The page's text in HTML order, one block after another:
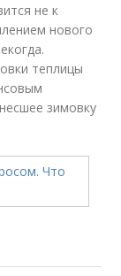
не к
нового
теплицы
зимовку